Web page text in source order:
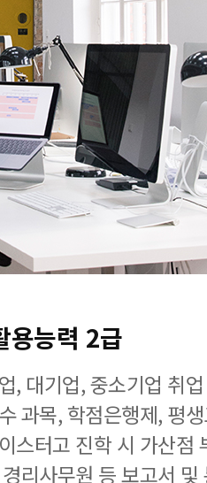
용능력 2급
, 대기업, 중소기업 취
과목, 학점은행제, 평
스터고 진학 시 가산점
리사무원 등 보고서 및